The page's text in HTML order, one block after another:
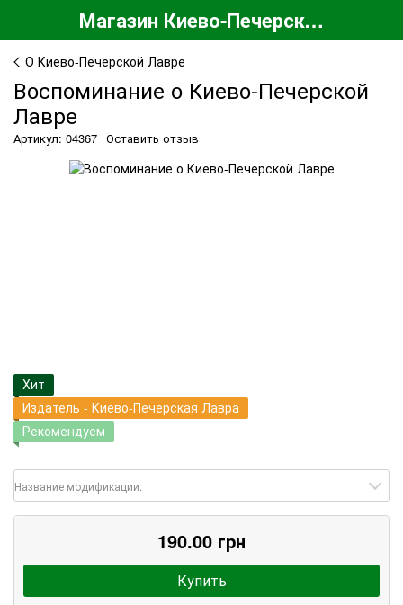
Магазин Киево-Печерской Лавры
О Киево-Печерской Лавре
Воспоминание о Киево-Печерской
Лавре
Артикул: 04367 Оставить отзыв
Хит
Издатель - Киево-Печерская Лавра
Рекомендуем
Название модификации:
190.00 грн
Купить